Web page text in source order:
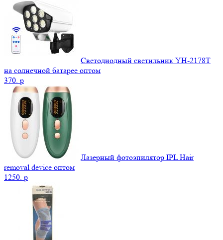
Светодиодный светильник YH-2178T
на солнечной батарее оптом
370. p
Лазерный фотоэпилятор IPL Hair
removal device оптом
1250. p